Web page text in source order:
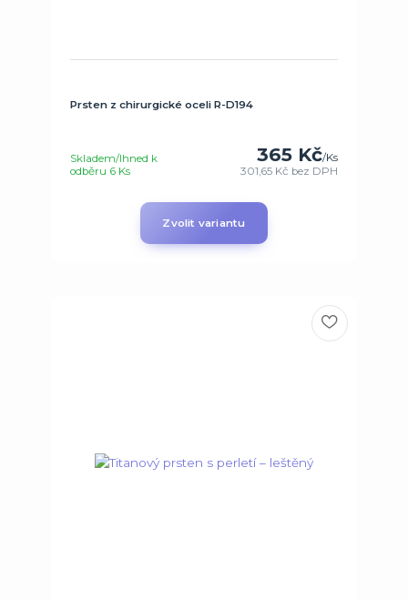
Prsten z chirurgické oceli R-D194
365 Kč/Ks
301,65 Kč bez DPH
Skladem/Ihned k
odběru 6 Ks
Zvolit variantu